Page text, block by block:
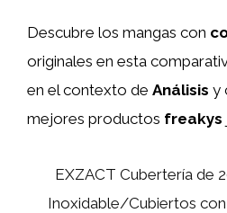
Descubre los mangas con
originales en esta
en el contexto de Análisis y
mejores productos freakys
EXZACT Cubertería de
Inoxidable/Cubiertos